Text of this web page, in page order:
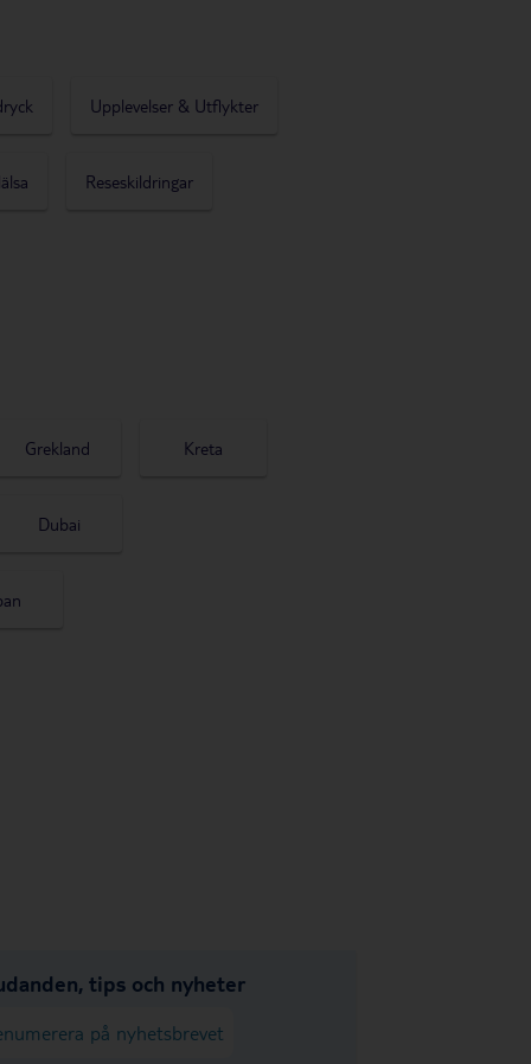
Upplevelser & Utflykter
Reseskildringar
Grekland Kreta
Dubai
tips och nyheter
på nyhetsbrevet